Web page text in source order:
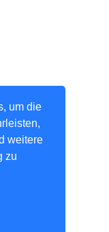
um die
weitere
zu